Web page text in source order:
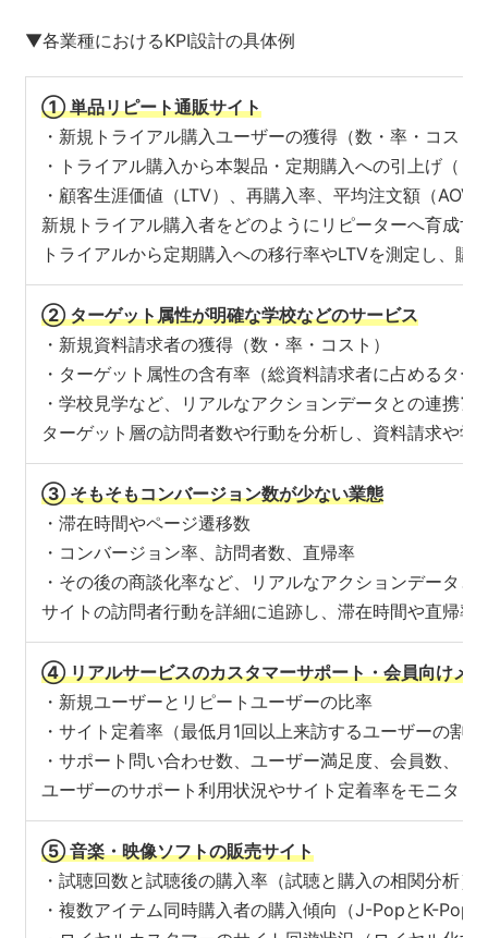
▼各業種におけるKPI設計の具体例
① 単品リピート通販サイト
・新規トライアル購入ユーザーの獲得（数・率・コスト
・トライアル購入から本製品・定期購入への引上げ（リ
・顧客生涯価値（LTV）、再購入率、平均注文額（AOV
新規トライアル購入者をどのようにリピーターへ育成す
トライアルから定期購入への移行率やLTVを測定し、
② ターゲット属性が明確な学校などのサービス
・新規資料請求者の獲得（数・率・コスト）
・ターゲット属性の含有率（総資料請求者に占めるター
・学校見学など、リアルなアクションデータとの連携ア
ターゲット層の訪問者数や行動を分析し、資料請求や
③ そもそもコンバージョン数が少ない業態
・滞在時間やページ遷移数
・コンバージョン率、訪問者数、直帰率
・その後の商談化率など、リアルなアクションデータと
サイトの訪問者行動を詳細に追跡し、滞在時間や直帰
④ リアルサービスのカスタマーサポート・会員向けメ
・新規ユーザーとリピートユーザーの比率
・サイト定着率（最低月1回以上来訪するユーザーの割
・サポート問い合わせ数、ユーザー満足度、会員数、リ
ユーザーのサポート利用状況やサイト定着率をモニタ
⑤ 音楽・映像ソフトの販売サイト
・試聴回数と試聴後の購入率（試聴と購入の相関分析）
・複数アイテム同時購入者の購入傾向（J-PopとK-Pop